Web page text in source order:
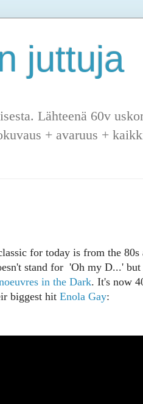
juttuja
Lähteenä 60v
+ avaruus +
for today is from the 80s
stand for 'Oh my D...' but
in the Dark. It's now
biggest hit Enola Gay: